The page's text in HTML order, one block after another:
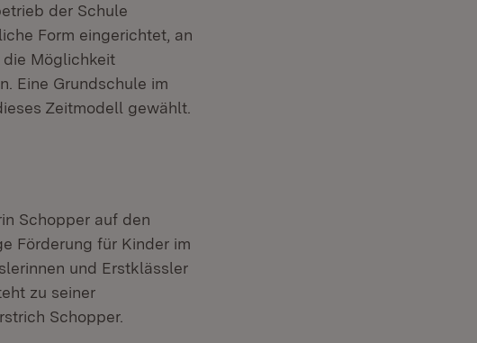
der Schule
Form eingerichtet, an
die Möglichkeit
Eine Grundschule im
Zeitmodell gewählt.
Schopper auf den
Förderung für Kinder im
und Erstklässler
zu seiner
Schopper.